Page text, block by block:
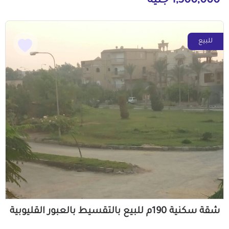
للبيع
شقة سكنية 190م للبيع بالتقسيط بالعبور القليوبية